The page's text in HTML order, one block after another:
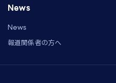
News
News
報道関係者の方へ